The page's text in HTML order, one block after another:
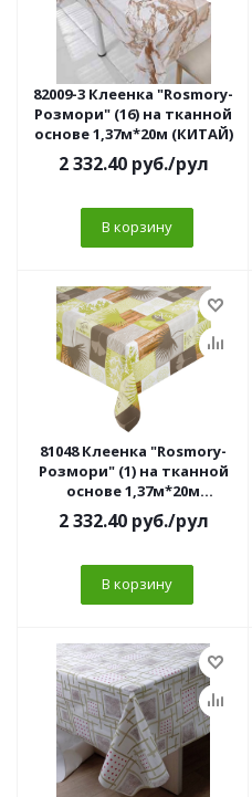
82009-3 Клеенка "Rosmory-
Розмори" (16) на тканной
основе 1,37м*20м (КИТАЙ)
2 332.40руб./рул
В корзину
81048 Клеенка "Rosmory-
Розмори" (1) на тканной
основе 1,37м*20м
(КИТАЙ)//
2 332.40руб./рул
В корзину